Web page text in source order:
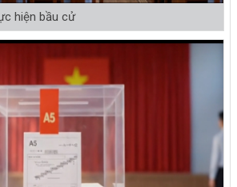
hiện bầu cử